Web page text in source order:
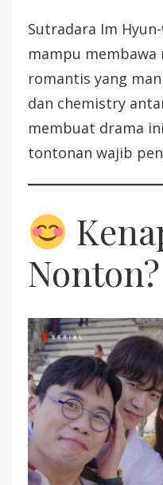
Sutradara Im
mampu membawa
romantis yang
dan chemistry
membuat drama
tontonan wajib
Nonton?